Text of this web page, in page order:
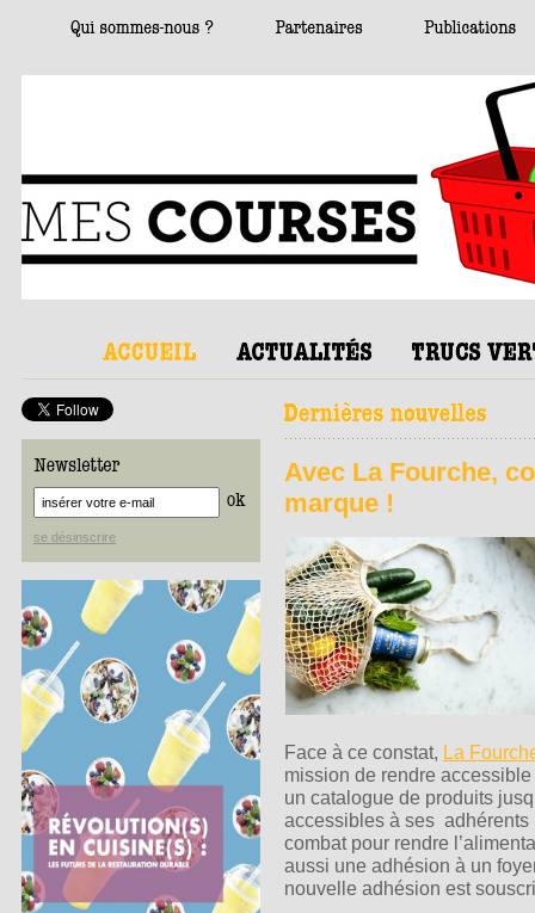
se désinscrire
Avec La Fourche,
marque !
Face à ce constat, La
mission de rendre
un catalogue de produits
accessibles à ses adhérents
combat pour rendre
aussi une adhésion à un
nouvelle adhésion est